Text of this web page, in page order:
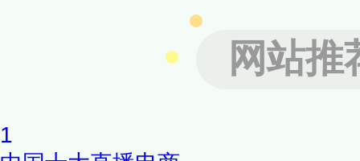
网站推
1